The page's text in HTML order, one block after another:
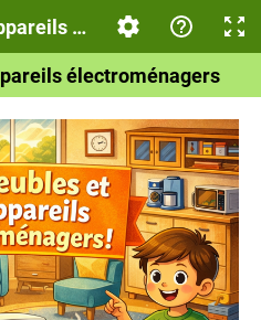
électroménagers -
électroménagers